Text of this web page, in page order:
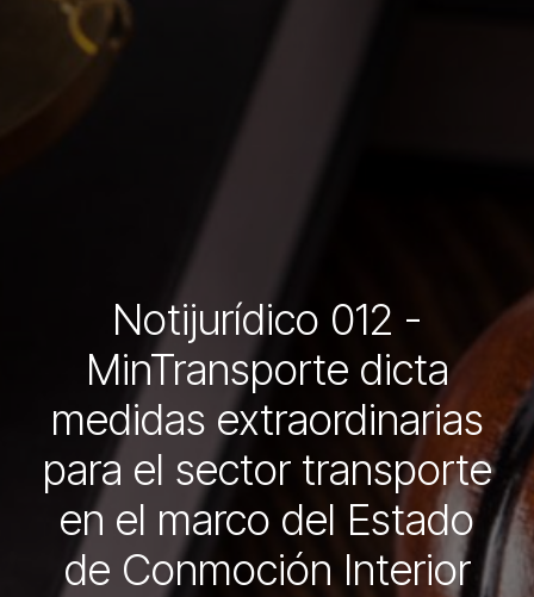
Notijurídico 012 -
MinTransporte dicta
medidas extraordinarias
para el sector transporte
en el marco del Estado
de Conmoción Interior